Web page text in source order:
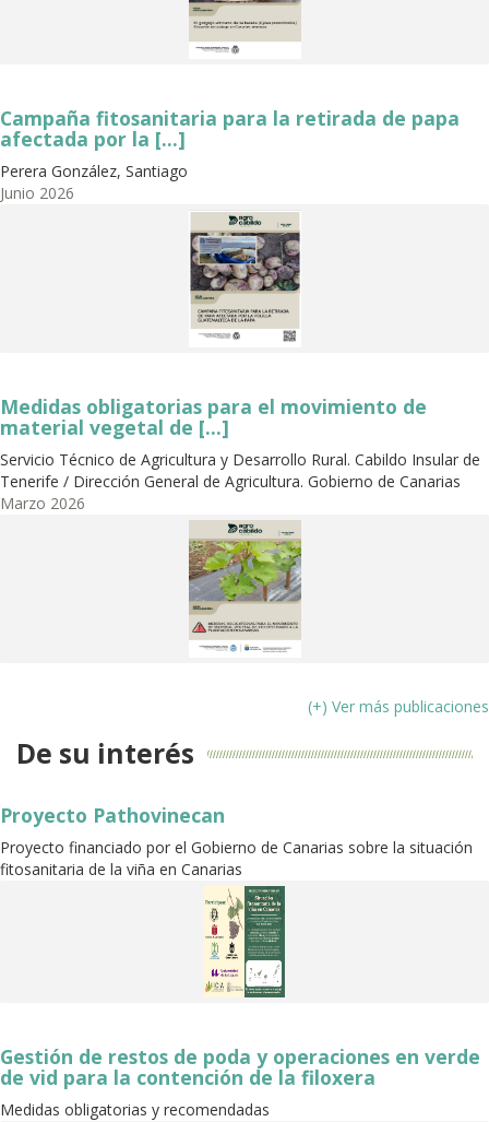
Campaña fitosanitaria para la retirada de papa
afectada por la [...]
Perera González, Santiago
Junio 2026
Medidas obligatorias para el movimiento de
material vegetal de [...]
Servicio Técnico de Agricultura y Desarrollo Rural. Cabildo Insular de
Tenerife / Dirección General de Agricultura. Gobierno de Canarias
Marzo 2026
(+) Ver más publicaciones
De su interés
Proyecto Pathovinecan
Proyecto financiado por el Gobierno de Canarias sobre la situación
fitosanitaria de la viña en Canarias
Gestión de restos de poda y operaciones en verde
de vid para la contención de la filoxera
Medidas obligatorias y recomendadas